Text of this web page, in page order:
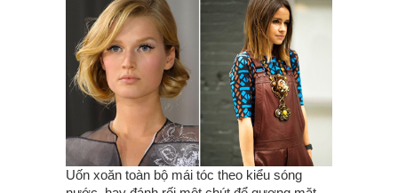
Uốn xoăn toàn bộ mái tóc theo kiểu sóng